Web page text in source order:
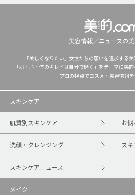
美容情報／ニュースの
「美しくなりたい」女性たちの願いを追求する
「肌・心・体のキレイは自分で磨く」をテーマに美
プロの視点でコスメ・美容情報を
スキンケア
肌質別スキンケア お悩
洗顔・クレンジング ス
スキンケアニュース
メイク